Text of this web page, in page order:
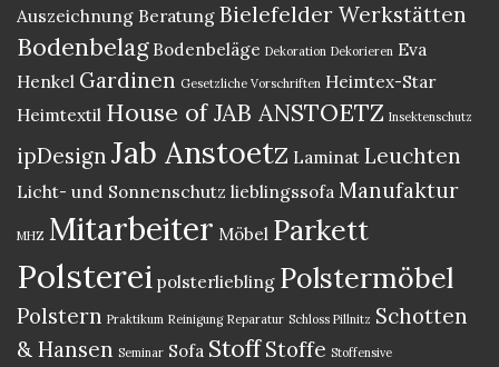
Auszeichnung Beratung Bielefelder Werkstätten
Bodenbelag Bodenbeläge Dekoration Dekorieren Eva
Henkel Gardinen Gesetzliche Vorschriften Heimtex-Star
Heimtextil House of JAB ANSTOETZ Insektenschutz
ipDesign Jab Anstoetz Laminat Leuchten
Licht- und Sonnenschutz lieblingssofa Manufaktur
MHZ Mitarbeiter Möbel Parkett
Polsterei polsterliebling Polstermöbel
Polstern Praktikum Reinigung Reparatur Schloss Pillnitz Schotten
& Hansen Seminar Sofa Stoff Stoffe Stoffensive